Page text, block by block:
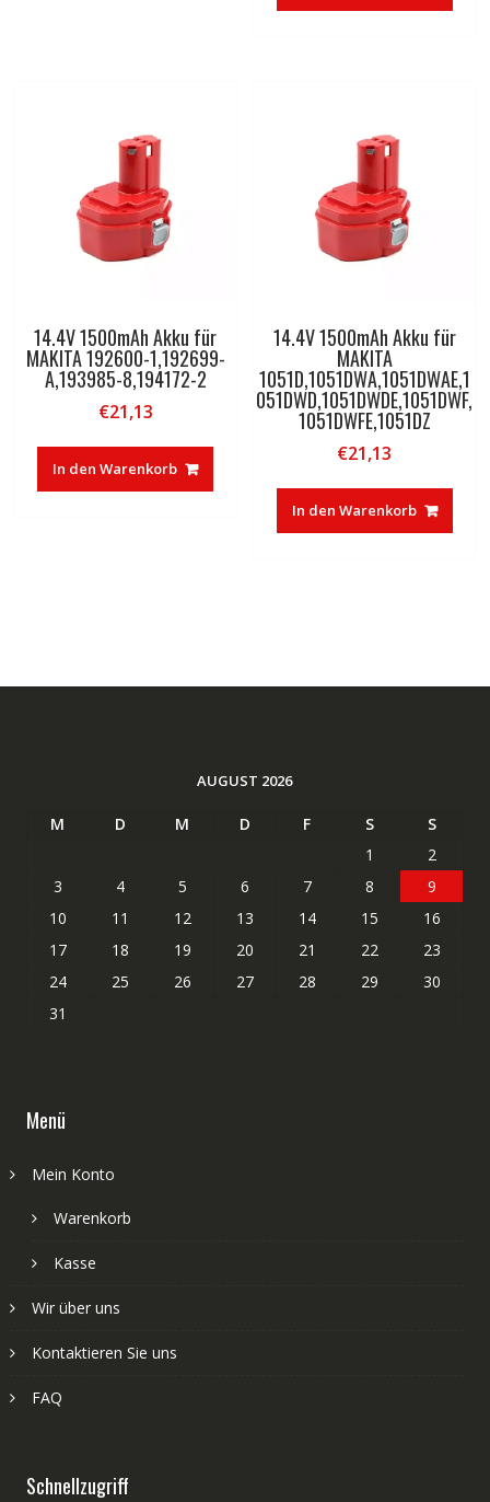
14.4V 1500mAh Akku für
MAKITA 192600-1,192699-
A,193985-8,194172-2
€21,13
In den Warenkorb
14.4V 1500mAh Akku für
MAKITA
1051D,1051DWA,1051DWAE,1
051DWD,1051DWDE,1051DWF,
1051DWFE,1051DZ
€21,13
In den Warenkorb
AUGUST 2026
M D M D F S
S
1
2
3
4 5 6 7 8
9
10
11 12 13 14 15
16
17
18 19 20 21 22
23
24
25 26 27 28 29
30
31
Menü
Mein Konto
Warenkorb
Kasse
Wir über uns
Kontaktieren Sie uns
FAQ
Schnellzugriff